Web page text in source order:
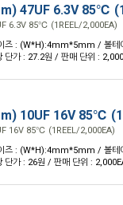
47UF 6.3V 85℃
6.3V 85℃ (1REEL/2,000EA)
즈 : (W*H):4mm*5mm / 볼테
가 : 27.2원 / 판매 단위 :
10UF 16V 85℃
16V 85℃ (1REEL/2,000EA)
즈 : (W*H):4mm*5mm / 볼테
가 : 26원 / 판매 단위 :